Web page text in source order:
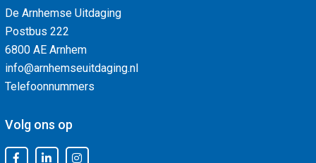
De Arnhemse Uitdaging
Postbus 222
6800 AE Arnhem
info@arnhemseuitdaging.nl
Telefoonnummers
Volg ons op